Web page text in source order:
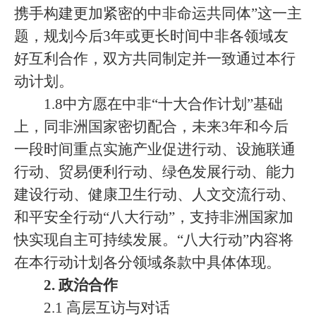
携手构建更加紧密的中非命运共同体”这一主
题，规划今后3年或更长时间中非各领域友
好互利合作，双方共同制定并一致通过本行
动计划。
1.8中方愿在中非“十大合作计划”基础
上，同非洲国家密切配合，未来3年和今后
一段时间重点实施产业促进行动、设施联通
行动、贸易便利行动、绿色发展行动、能力
建设行动、健康卫生行动、人文交流行动、
和平安全行动“八大行动”，支持非洲国家加
快实现自主可持续发展。“八大行动”内容将
在本行动计划各分领域条款中具体体现。
2. 政治合作
2.1 高层互访与对话